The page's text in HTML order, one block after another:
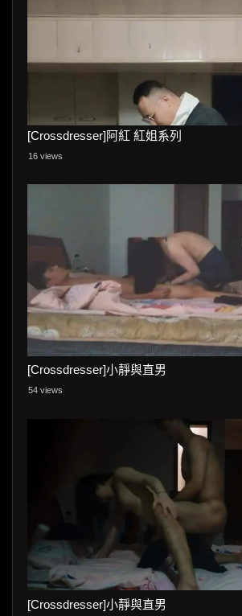
[Crossdresser]阿紅 紅姐系列
16 views
[Crossdresser]小靜與直男
54 views
[Crossdresser]小靜與直男